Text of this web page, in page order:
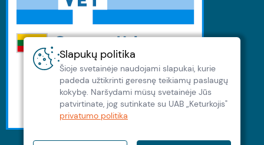
Slapukų politika
Šioje svetainėje naudojami slapukai, kurie
padeda užtikrinti geresnę teikiamų paslaugų
kokybę. Naršydami müsų svetainėje Jūs
patvirtinate, jog sutinkate su UAB „Keturkojis"
privatumo politika